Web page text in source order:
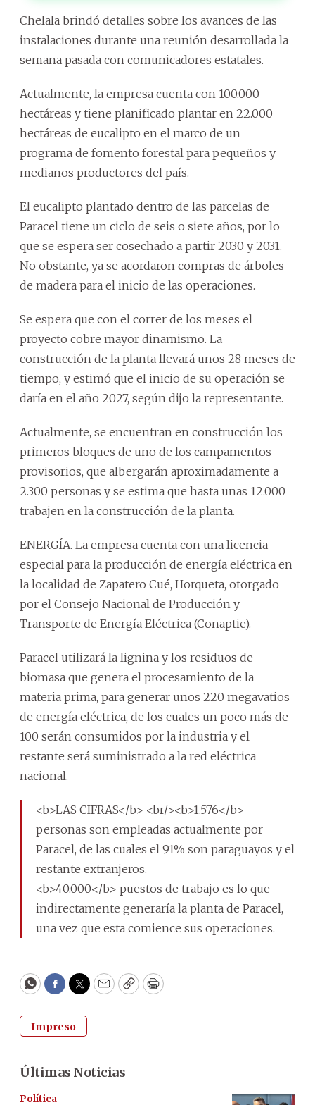
Chelala brindó detalles sobre los avances de las
instalaciones durante una reunión desarrollada la
semana pasada con comunicadores estatales.
Actualmente, la empresa cuenta con 100.000
hectáreas y tiene planificado plantar en 22.000
hectáreas de eucalipto en el marco de un
programa de fomento forestal para pequeños y
medianos productores del país.
El eucalipto plantado dentro de las parcelas de
Paracel tiene un ciclo de seis o siete años, por lo
que se espera ser cosechado a partir 2030 y 2031.
No obstante, ya se acordaron compras de árboles
de madera para el inicio de las operaciones.
Se espera que con el correr de los meses el
proyecto cobre mayor dinamismo. La
construcción de la planta llevará unos 28 meses de
tiempo, y estimó que el inicio de su operación se
daría en el año 2027, según dijo la representante.
Actualmente, se encuentran en construcción los
primeros bloques de uno de los campamentos
provisorios, que albergarán aproximadamente a
2.300 personas y se estima que hasta unas 12.000
trabajen en la construcción de la planta.
ENERGÍA. La empresa cuenta con una licencia
especial para la producción de energía eléctrica en
la localidad de Zapatero Cué, Horqueta, otorgado
por el Consejo Nacional de Producción y
Transporte de Energía Eléctrica (Conaptie).
Paracel utilizará la lignina y los residuos de
biomasa que genera el procesamiento de la
materia prima, para generar unos 220 megavatios
de energía eléctrica, de los cuales un poco más de
100 serán consumidos por la industria y el
restante será suministrado a la red eléctrica
nacional.
<b>LAS CIFRAS</b> <br/><b>1.576</b>
personas son empleadas actualmente por
Paracel, de las cuales el 91% son paraguayos y el
restante extranjeros.
<b>40.000</b> puestos de trabajo es lo que
indirectamente generaría la planta de Paracel,
una vez que esta comience sus operaciones.
WhatsApp
Facebook
Twitter
EmailCopyPrint
Impreso
Últimas Noticias
Política